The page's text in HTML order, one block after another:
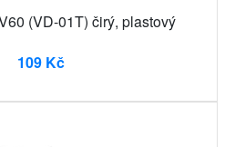
(VD-01T) čirý, plastový
109 Kč